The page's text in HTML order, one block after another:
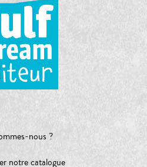
nous ?
notre catalogue